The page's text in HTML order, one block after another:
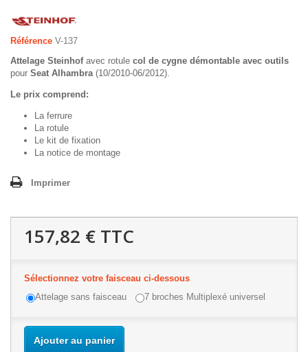
Référence V-137
Attelage Steinhofavec rotule col de cygne démontable avec outils
pour Seat Alhambra(10/2010-06/2012).
Le prix comprend:
La ferrure
La rotule
Le kit de fixation
La notice de montage
Imprimer
157,82 € TTC
Sélectionnez votre faisceau ci-dessous
Attelage sans faisceau
7 broches Multiplexé universel
Ajouter au panier